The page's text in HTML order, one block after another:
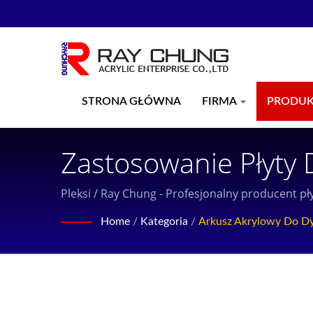
STRONA GŁÓWNA FIRMA
Zastosowanie
Producent Płyt
Siedzibą Na
Pleksi / Ray Chung - Profesjonalny producent
Home / Kategoria / Arkusz Akrylowy Do